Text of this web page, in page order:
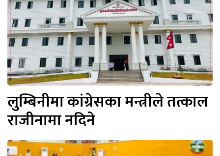
लुम्बिनीमा कांग्रेसका मन्त्रीले तत्काल
राजीनामा नदिने